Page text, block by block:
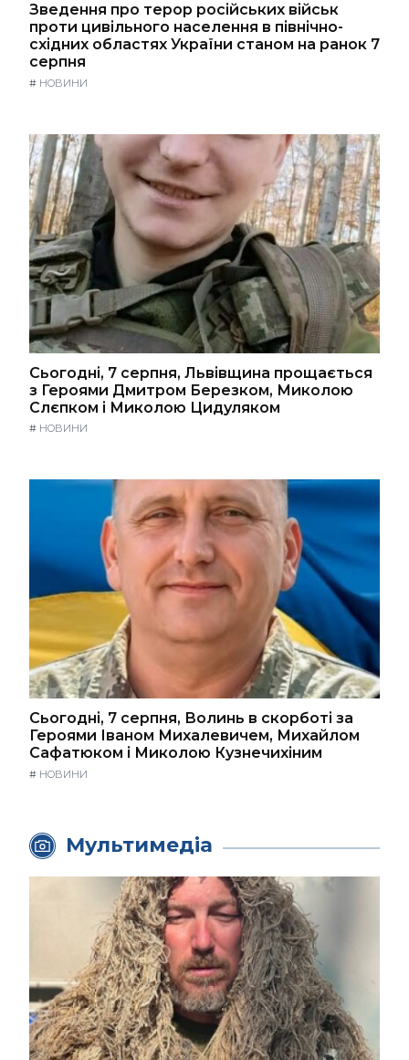
Зведення про терор російських військ
проти цивільного населення в північно-
східних областях України станом на ранок 7
серпня
# НОВИНИ
Сьогодні, 7 серпня, Львівщина прощається
з Героями Дмитром Березком, Миколою
Слєпком і Миколою Цидуляком
# НОВИНИ
Сьогодні, 7 серпня, Волинь в скорботі за
Героями Іваном Михалевичем, Михайлом
Сафатюком і Миколою Кузнечихіним
# НОВИНИ
Мультимедіа